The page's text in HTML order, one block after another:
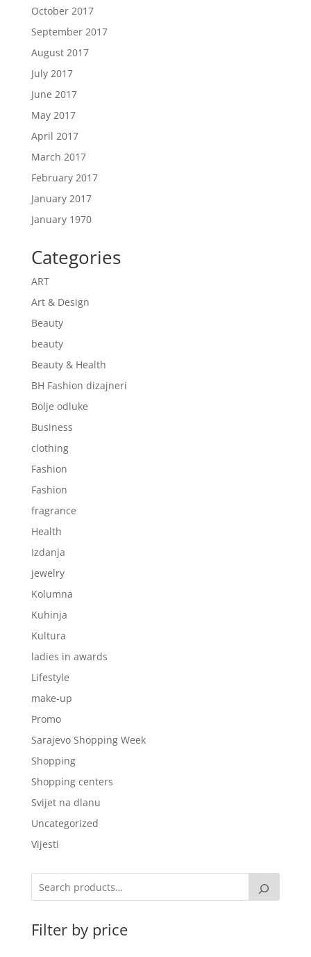
October 2017
September 2017
August 2017
July 2017
June 2017
May 2017
April 2017
March 2017
February 2017
January 2017
January 1970
Categories
ART
Art & Design
Beauty
beauty
Beauty & Health
BH Fashion dizajneri
Bolje odluke
Business
clothing
Fashion
Fashion
fragrance
Health
Izdanja
jewelry
Kolumna
Kuhinja
Kultura
ladies in awards
Lifestyle
make-up
Promo
Sarajevo Shopping Week
Shopping
Shopping centers
Svijet na dlanu
Uncategorized
Vijesti
Filter by price